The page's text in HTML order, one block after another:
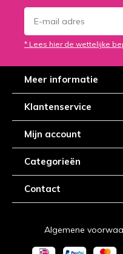
* Lees hier de wettelijke
Meer informatie
Klantenservice
Mijn account
Categorieën
Contact
Algemene